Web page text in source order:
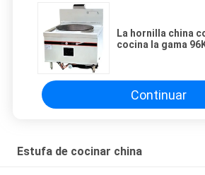
La hornilla china
cocina la gama
Continuar
Estufa de cocinar china